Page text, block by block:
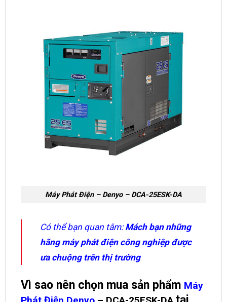
Máy Phát Điện – Denyo – DCA-25ESK-DA
Có thể bạn quan tâm:Mách bạn những
hãng máy phát điện công nghiệp được
ưa chuộng trên thị trường
Vì sao nên chọn mua sản phẩm Máy